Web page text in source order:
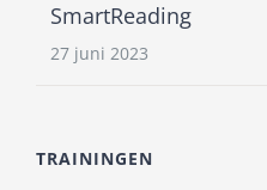
SmartReading
27 juni 2023
TRAININGEN